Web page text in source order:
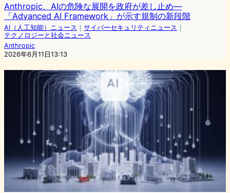
Anthropic、AIの危険な展開を政府が差し止め—
「Advanced AI Framework」が示す規制の新段階
AI（人工知能）ニュース ｜ サイバーセキュリティニュース ｜
テクノロジーと社会ニュース
Anthropic
2026年6月11日13:13